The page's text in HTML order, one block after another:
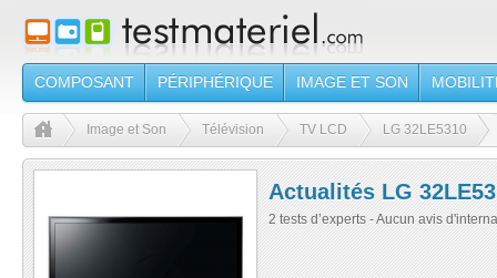
COMPOSANT PÉRIPHÉRIQUE IMAGE ET SON
Image et Son Télévision TV LCD LG 32LE5310
Actualités LG
2 tests d’experts - Aucun avis